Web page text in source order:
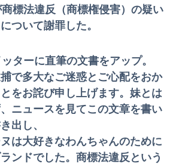
標法違反（商標権侵害）の疑い
ついて謝罪した。
ターに直筆の文書をアップ。
捕で多大なご迷惑とご心配をおか
をお詫び申し上げます。妹とは
ニュースを見てこの文章を書い
出し、
ヌは大好きなわんちゃんのために
ンドでした。商標法違反という